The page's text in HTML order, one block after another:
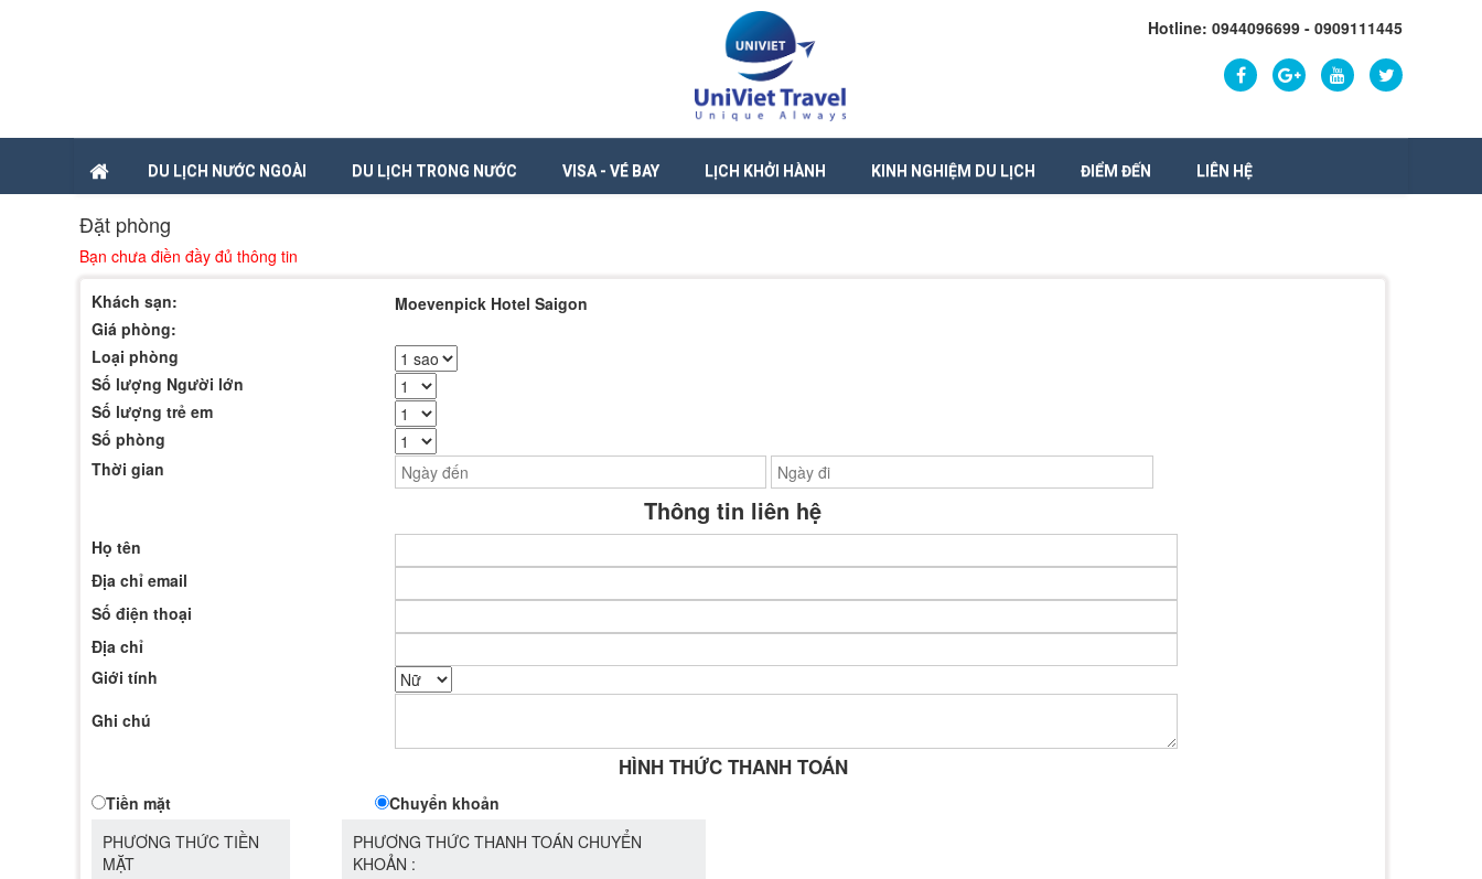
Hotline: 0944096699 - 0909111445
DU LỊCH NƯỚC NGOÀI DU LỊCH TRONG NƯỚC VISA - VÉ BAY LỊCH KHỞI HÀNH KINH NGHIỆM DU LỊCH ĐIỂM ĐẾN LIÊN HỆ
Đặt phòng
Bạn chưa điền đầy đủ thông tin
Khách sạn:
Moevenpick Hotel Saigon
Giá phòng:
Loại phòng
Số lượng Người lớn
Số lượng trẻ em
Số phòng
Thời gian
Thông tin liên hệ
Họ tên
Địa chỉ email
Số điện thoại
Địa chỉ
Giới tính
Ghi chú
HÌNH THỨC THANH TOÁN
Tiền mặt
Chuyển khoản
PHƯƠNG THỨC TIỀN
MẶT
PHƯƠNG THỨC THANH TOÁN CHUYỂN
KHOẢN :